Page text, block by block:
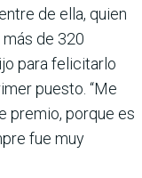
de ella, quien
de 320
para felicitarlo
puesto. “Me
premio, porque es
fue muy